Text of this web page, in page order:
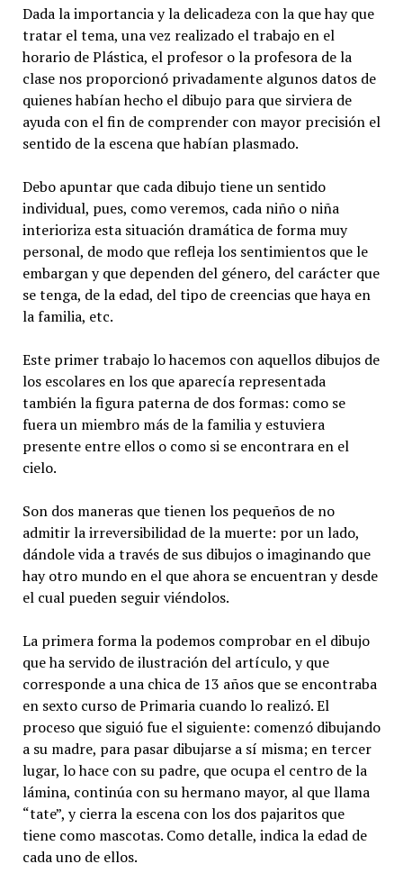
Dada la importancia y la delicadeza con la que hay que
tratar el tema, una vez realizado el trabajo en el
horario de Plástica, el profesor o la profesora de la
clase nos proporcionó privadamente algunos datos de
quienes habían hecho el dibujo para que sirviera de
ayuda con el fin de comprender con mayor precisión el
sentido de la escena que habían plasmado.
Debo apuntar que cada dibujo tiene un sentido
individual, pues, como veremos, cada niño o niña
interioriza esta situación dramática de forma muy
personal, de modo que refleja los sentimientos que le
embargan y que dependen del género, del carácter que
se tenga, de la edad, del tipo de creencias que haya en
la familia, etc.
Este primer trabajo lo hacemos con aquellos dibujos de
los escolares en los que aparecía representada
también la figura paterna de dos formas: como se
fuera un miembro más de la familia y estuviera
presente entre ellos o como si se encontrara en el
cielo.
Son dos maneras que tienen los pequeños de no
admitir la irreversibilidad de la muerte: por un lado,
dándole vida a través de sus dibujos o imaginando que
hay otro mundo en el que ahora se encuentran y desde
el cual pueden seguir viéndolos.
La primera forma la podemos comprobar en el dibujo
que ha servido de ilustración del artículo, y que
corresponde a una chica de 13 años que se encontraba
en sexto curso de Primaria cuando lo realizó. El
proceso que siguió fue el siguiente: comenzó dibujando
a su madre, para pasar dibujarse a sí misma; en tercer
lugar, lo hace con su padre, que ocupa el centro de la
lámina, continúa con su hermano mayor, al que llama
“tate”, y cierra la escena con los dos pajaritos que
tiene como mascotas. Como detalle, indica la edad de
cada uno de ellos.